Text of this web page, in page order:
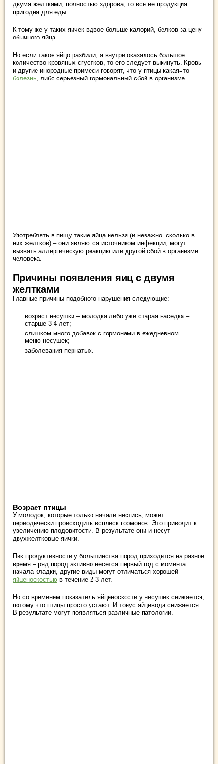
двумя желтками, полностью здорова, то все ее продукция
пригодна для еды.
К тому же у таких яичек вдвое больше калорий, белков за цену
обычного яйца.
Но если такое яйцо разбили, а внутри оказалось большое
количество кровяных сгустков, то его следует выкинуть. Кровь
и другие инородные примеси говорят, что у птицы какая=то
болезнь, либо серьезный гормональный сбой в организме.
Употреблять в пищу такие яйца нельзя (и неважно, сколько в
них желтков) – они являются источником инфекции, могут
вызвать аллергическую реакцию или другой сбой в организме
человека.
Причины появления яиц с двумя
желтками
Главные причины подобного нарушения следующие:
возраст несушки – молодка либо уже старая наседка –
старше 3-4 лет;
слишком много добавок с гормонами в ежедневном
меню несушек;
заболевания пернатых.
Возраст птицы
У молодок, которые только начали нестись, может
периодически происходить всплеск гормонов. Это приводит к
увеличению плодовитости. В результате они и несут
двухжелтковые яички.
Пик продуктивности у большинства пород приходится на разное
время – ряд пород активно несется первый год с момента
начала кладки, другие виды могут отличаться хорошей
яйценоскостью в течение 2-3 лет.
Но со временем показатель яйценоскости у несушек снижается,
потому что птицы просто устают. И тонус яйцевода снижается.
В результате могут появляться различные патологии.